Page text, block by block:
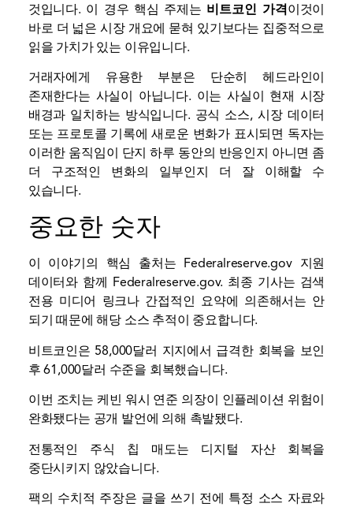
것입니다. 이 경우 핵심 주제는 비트코인 가격이것이
바로 더 넓은 시장 개요에 묻혀 있기보다는 집중적으로
읽을 가치가 있는 이유입니다.
거래자에게 유용한 부분은 단순히 헤드라인이
존재한다는 사실이 아닙니다. 이는 사실이 현재 시장
배경과 일치하는 방식입니다. 공식 소스, 시장 데이터
또는 프로토콜 기록에 새로운 변화가 표시되면 독자는
이러한 움직임이 단지 하루 동안의 반응인지 아니면 좀
더 구조적인 변화의 일부인지 더 잘 이해할 수
있습니다.
중요한 숫자
이 이야기의 핵심 출처는 Federalreserve.gov지원
데이터와 함께 Federalreserve.gov. 최종 기사는 검색
전용 미디어 링크나 간접적인 요약에 의존해서는 안
되기 때문에 해당 소스 추적이 중요합니다.
비트코인은 58,000달러 지지에서 급격한 회복을 보인
후 61,000달러 수준을 회복했습니다.
이번 조치는 케빈 워시 연준 의장이 인플레이션 위험이
완화됐다는 공개 발언에 의해 촉발됐다.
전통적인 주식 칩 매도는 디지털 자산 회복을
중단시키지 않았습니다.
팩의 수치적 주장은 글을 쓰기 전에 특정 소스 자료와